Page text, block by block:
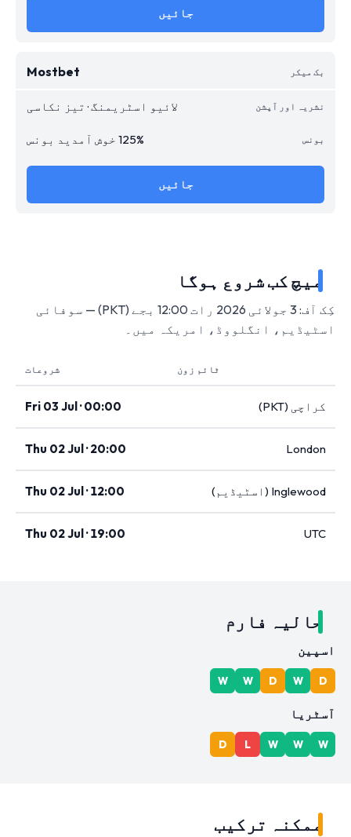
جائیں
Mostbet
لائیو اسٹریمنگ · تیز نکاسی
125% خوش آمدید بونس
جائیں
میچ کب شروع ہوگا
کِک آف: 3 جولائی 2026 رات 12:00 بجے (PKT) — سوفائی
اسٹیڈیم، انگلووڈ، امریکہ میں۔
ٹائم زون شروعات
کراچی (PKT) Fri 03 Jul · 00:00
London
Thu 02 Jul · 20:00
Inglewood (اسٹیڈیم) Thu 02 Jul · 12:00
UTC
Thu 02 Jul · 19:00
حالیہ فارم
اسپین
D
W
D
W
W
آسٹریا
W
W
W
L
D
ممکنہ ترکیب